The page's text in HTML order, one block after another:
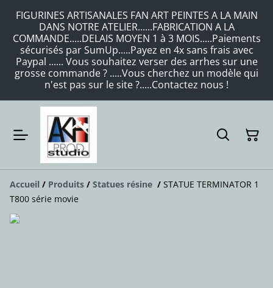
FIGURINES ARTISANALES FAN ART PEINTES A LA MAIN
DANS NOTRE ATELIER......FABRICATION A LA
COMMANDE.....DELAIS MOYEN 1 à 3 MOIS.....Paiements
sécurisés par SumUp.....Payez en 4x sans frais avec
Paypal ...... Vous souhaitez verser des arrhes sur une
grosse commande ? .....Vous cherchez un modèle qui
n'est pas sur le site ?.....Contactez nous !
Accueil / Produits / Statues résine / STATUE TERMINATOR 1
T800 série movie